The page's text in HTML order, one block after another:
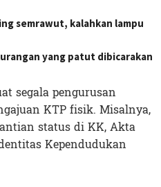
semrawut, kalahkan lampu
yang patut dibicarakan
segala pengurusan
KTP fisik. Misalnya,
status di KK, Akta
Kependudukan